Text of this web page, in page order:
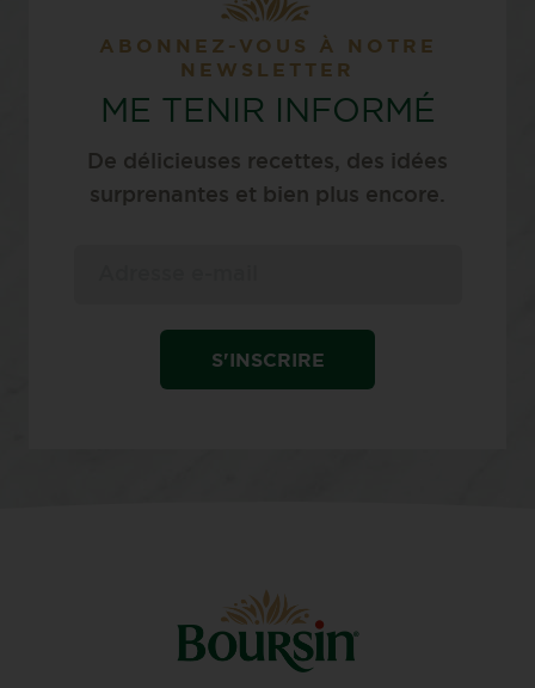
ABONNEZ-VOUS À NOTRE
NEWSLETTER
ME TENIR INFORMÉ
De délicieuses recettes, des idées
surprenantes et bien plus encore.
S'INSCRIRE